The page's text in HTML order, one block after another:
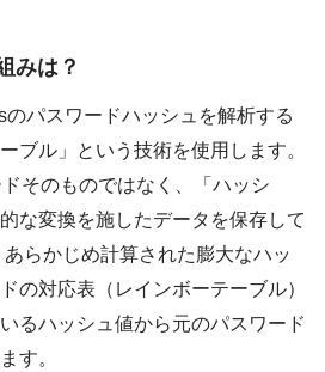
みは？
パスワードハッシュを解析する
ブル」という技術を使用します。
そのものではなく、「ハッシ
な変換を施したデータを保存して
らかじめ計算された膨大なハッ
の対応表（レインボーテーブル）
るハッシュ値から元のパスワード
す。